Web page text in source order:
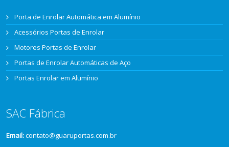
Porta de Enrolar Automática em Alumínio
Acessórios Portas de Enrolar
Motores Portas de Enrolar
Portas de Enrolar Automáticas de Aço
Portas Enrolar em Alumínio
SAC Fábrica
Email:contato@guaruportas.com.br